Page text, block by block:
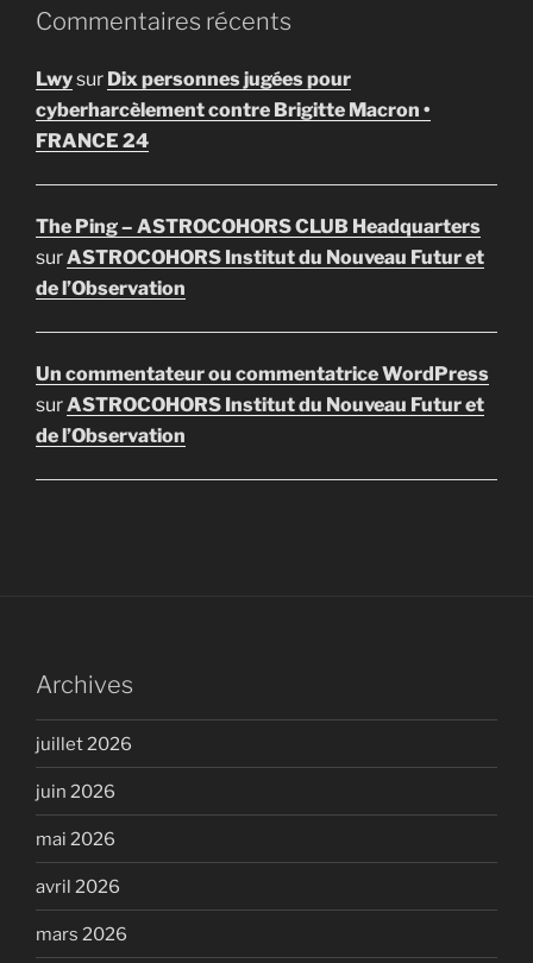
Commentaires récents
Lwysur Dix personnes jugées pour
cyberharcèlement contre Brigitte Macron •
FRANCE 24
The Ping – ASTROCOHORS CLUB Headquarters
surASTROCOHORS Institut du Nouveau Futur et
de l’Observation
Un commentateur ou commentatrice WordPress
surASTROCOHORS Institut du Nouveau Futur et
de l’Observation
Archives
juillet 2026
juin 2026
mai 2026
avril 2026
mars 2026